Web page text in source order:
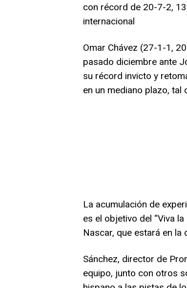
con récord de 20-7-2,
internacional
Omar Chávez (27-1-1,
pasado diciembre ante
su récord invicto y
en un mediano plazo, tal
La acumulación de
es el objetivo del “Viva
Nascar, que estará en
Sánchez, director de
equipo, junto con otros